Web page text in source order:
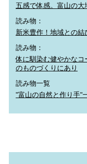
五感で体感。富山の大
読み物：
新米豊作！地域との結
読み物：
体に馴染む健やかな
のものづくりにあり
読み物一覧
"富山の自然と作り手"